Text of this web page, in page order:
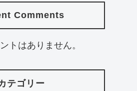
Comments
トはありません。
テゴリー